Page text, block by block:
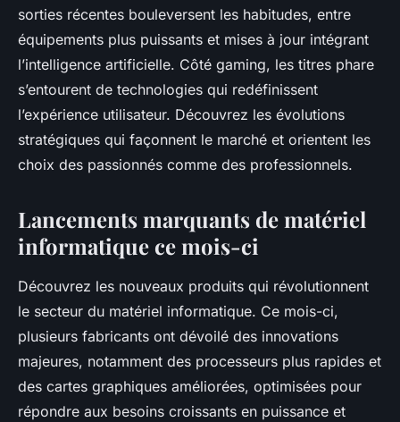
sorties récentes bouleversent les habitudes, entre
équipements plus puissants et mises à jour intégrant
l’intelligence artificielle. Côté gaming, les titres phare
s’entourent de technologies qui redéfinissent
l’expérience utilisateur. Découvrez les évolutions
stratégiques qui façonnent le marché et orientent les
choix des passionnés comme des professionnels.
Lancements marquants de matériel
informatique ce mois-ci
Découvrez les nouveaux produits qui révolutionnent
le secteur du matériel informatique. Ce mois-ci,
plusieurs fabricants ont dévoilé des innovations
majeures, notamment des processeurs plus rapides et
des cartes graphiques améliorées, optimisées pour
répondre aux besoins croissants en puissance et